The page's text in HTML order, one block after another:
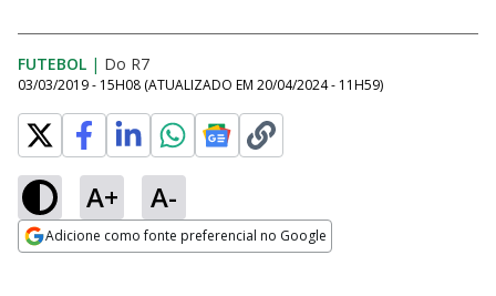
FUTEBOL | Do R7
03/03/2019 - 15H08 (ATUALIZADO EM 20/04/2024 - 11H59)
A+ A-
Adicione como fonte preferencial no Google